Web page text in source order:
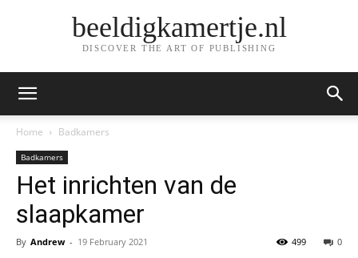
beeldigkamertje.nl
DISCOVER THE ART OF PUBLISHING
Home Badkamers
Badkamers
Het inrichten van de
slaapkamer
By Andrew - 19 February 2021 0
499